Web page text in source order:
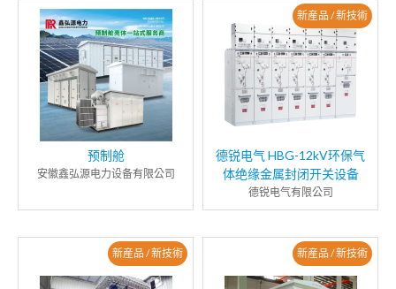
预制舱
安徽鑫弘源电力设备有限公司
新産品 / 新技術
德锐电气 HBG-12kV环保气
体绝缘金属封闭开关设备
德锐电气有限公司
新産品 / 新技術 新産品 / 新技術